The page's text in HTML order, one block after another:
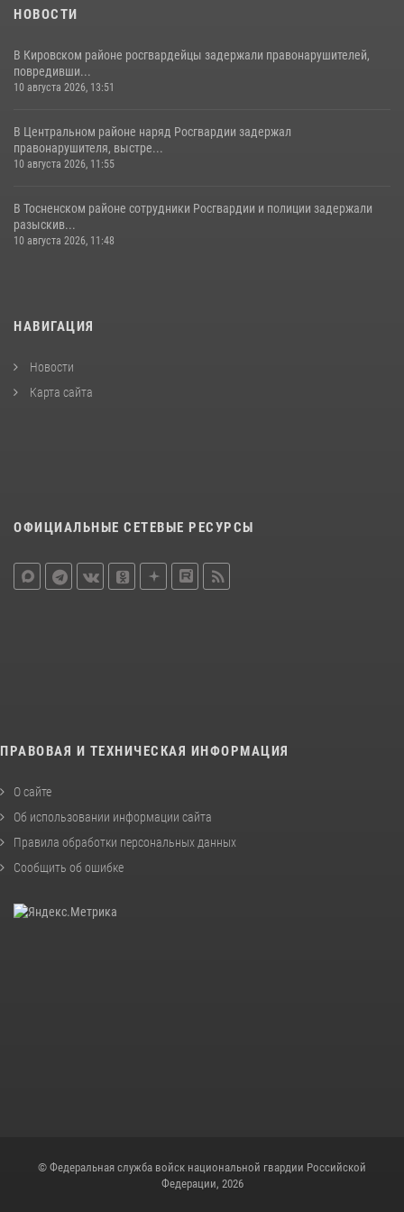
НОВОСТИ
В Кировском районе росгвардейцы задержали правонарушителей,
повредивши...
10 августа 2026, 13:51
В Центральном районе наряд Росгвардии задержал
правонарушителя, выстре...
10 августа 2026, 11:55
В Тосненском районе сотрудники Росгвардии и полиции задержали
разыскив...
10 августа 2026, 11:48
НАВИГАЦИЯ
Новости
Карта сайта
ОФИЦИАЛЬНЫЕ СЕТЕВЫЕ РЕСУРСЫ
ПРАВОВАЯ И ТЕХНИЧЕСКАЯ ИНФОРМАЦИЯ
О сайте
Об использовании информации сайта
Правила обработки персональных данных
Сообщить об ошибке
© Федеральная служба войск национальной гвардии Российской
Федерации, 2026